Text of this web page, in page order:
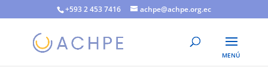
+593 2 453 7416 achpe@achpe.org.ec